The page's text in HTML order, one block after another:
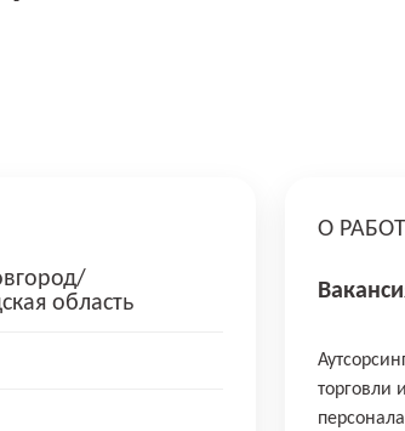
область
О
торговли